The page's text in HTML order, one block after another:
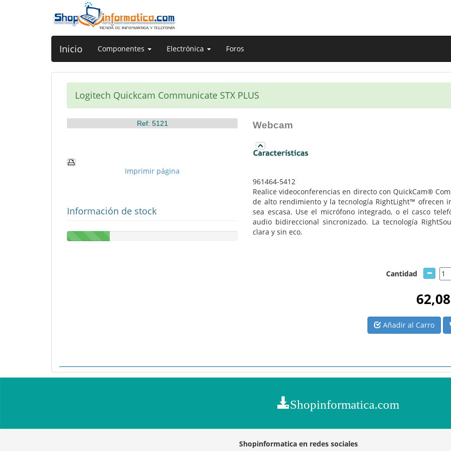
Inicio Componentes Electrónica Foros
Logitech Quickcam Communicate STX PLUS
Ref: 5121
Imprimir página
Información de stock
Webcam
961464-5412
Realice videoconferencias en directo con QuickCam®
de alto rendimiento y la tecnología RightLight™ ofrecen
sea escasa. Use el micrófono integrado, o el casco
audio bidireccional sincronizado. La tecnología
clara y sin eco.
Cantidad
Añadir al Carro
Shopinformatica.com
Shopinformatica en redes sociales